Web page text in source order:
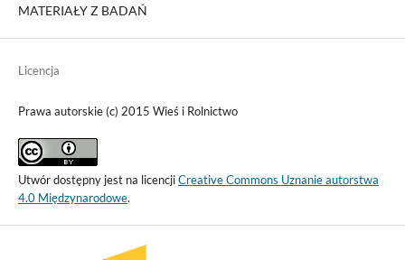
MATERIAŁY Z BADAŃ
Licencja
Prawa autorskie (c) 2015 Wieś i Rolnictwo
Utwór dostępny jest na licencjiCreative Commons Uznanie autorstwa
4.0 Międzynarodowe.